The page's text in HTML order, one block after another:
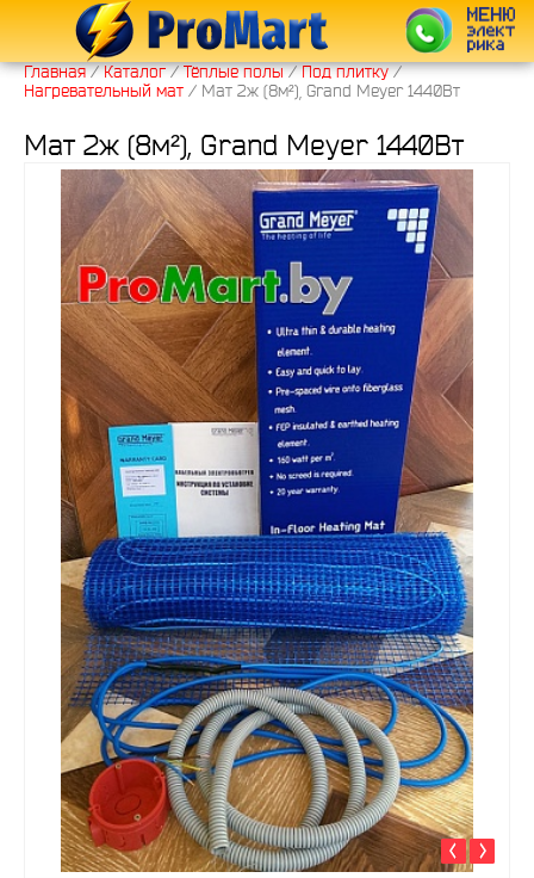
Главная/ Каталог/ Тёплые полы/ Под плитку/
Нагревательный мат / Мат 2ж (8м²), Grand Meyer 1440Вт
Мат 2ж (8м²), Grand Meyer 1440Вт